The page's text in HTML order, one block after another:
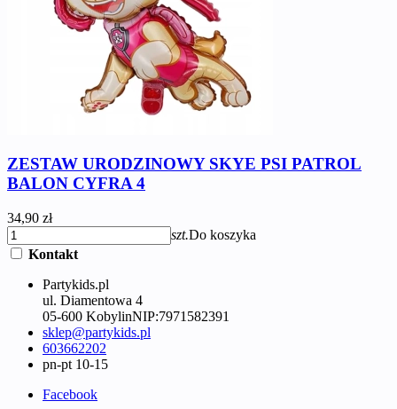
ZESTAW URODZINOWY SKYE PSI PATROL
BALON CYFRA 4
34,90 zł
szt.Do koszyka
Kontakt
Partykids.pl
ul. Diamentowa 4
05-600 KobylinNIP:7971582391
sklep@partykids.pl
603662202
pn-pt 10-15
Facebook